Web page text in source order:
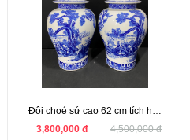
Đôi choé sứ cao 62 cm tích hương sơn cửu lão
3,800,000 đ
4,500,000 đ